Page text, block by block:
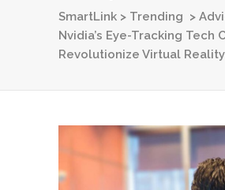
SmartLink > Trending >
Nvidia’s Eye-Tracking Tech
Revolutionize Virtual Reality